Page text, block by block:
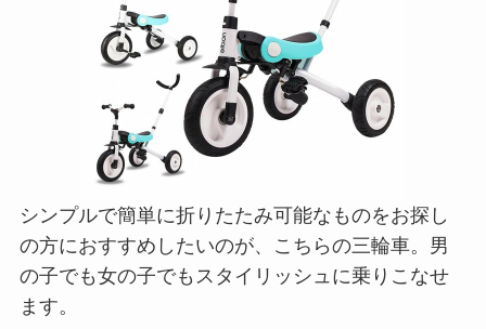
シンプルで簡単に折りたたみ可能なものをお探し
の方におすすめしたいのが、こちらの三輪車。男
の子でも女の子でもスタイリッシュに乗りこなせ
ます。